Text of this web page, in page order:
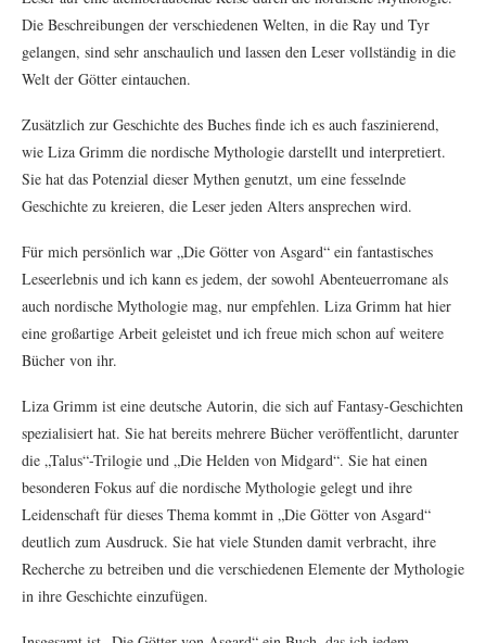
Die Beschreibungen der verschiedenen Welten, in die Ray und Tyr
gelangen, sind sehr anschaulich und lassen den Leser vollständig in die
Welt der Götter eintauchen.
Zusätzlich zur Geschichte des Buches finde ich es auch faszinierend,
wie Liza Grimm die nordische Mythologie darstellt und interpretiert.
Sie hat das Potenzial dieser Mythen genutzt, um eine fesselnde
Geschichte zu kreieren, die Leser jeden Alters ansprechen wird.
Für mich persönlich war „Die Götter von Asgard“ ein fantastisches
Leseerlebnis und ich kann es jedem, der sowohl Abenteuerromane als
auch nordische Mythologie mag, nur empfehlen. Liza Grimm hat hier
eine großartige Arbeit geleistet und ich freue mich schon auf weitere
Bücher von ihr.
Liza Grimm ist eine deutsche Autorin, die sich auf Fantasy-Geschichten
spezialisiert hat. Sie hat bereits mehrere Bücher veröffentlicht, darunter
die „Talus“-Trilogie und „Die Helden von Midgard“. Sie hat einen
besonderen Fokus auf die nordische Mythologie gelegt und ihre
Leidenschaft für dieses Thema kommt in „Die Götter von Asgard“
deutlich zum Ausdruck. Sie hat viele Stunden damit verbracht, ihre
Recherche zu betreiben und die verschiedenen Elemente der Mythologie
in ihre Geschichte einzufügen.